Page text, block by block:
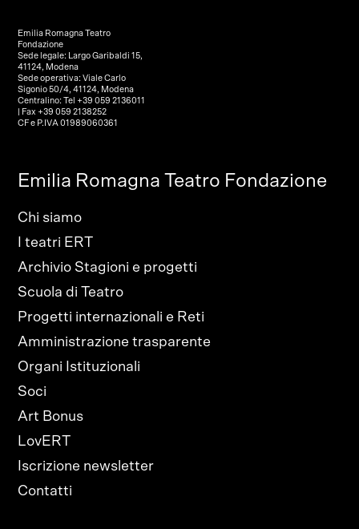
Emilia Romagna Teatro
Fondazione
Sede legale: Largo Garibaldi 15,
41124, Modena
Sede operativa: Viale Carlo
Sigonio 50/4, 41124, Modena
Centralino: Tel +39 059 2136011
| Fax +39 059 2138252
CF e P.IVA 01989060361
Emilia Romagna Teatro Fondazione
Chi siamo
I teatri ERT
Archivio Stagioni e progetti
Scuola di Teatro
Progetti internazionali e Reti
Amministrazione trasparente
Organi Istituzionali
Soci
Art Bonus
LovERT
Iscrizione newsletter
Contatti